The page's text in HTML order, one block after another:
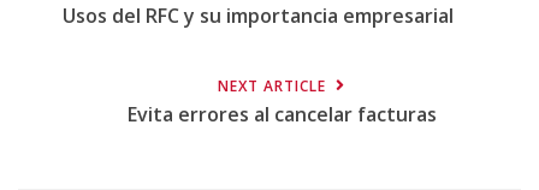
Usos del RFC y su importancia empresarial
NEXT ARTICLE
Evita errores al cancelar facturas